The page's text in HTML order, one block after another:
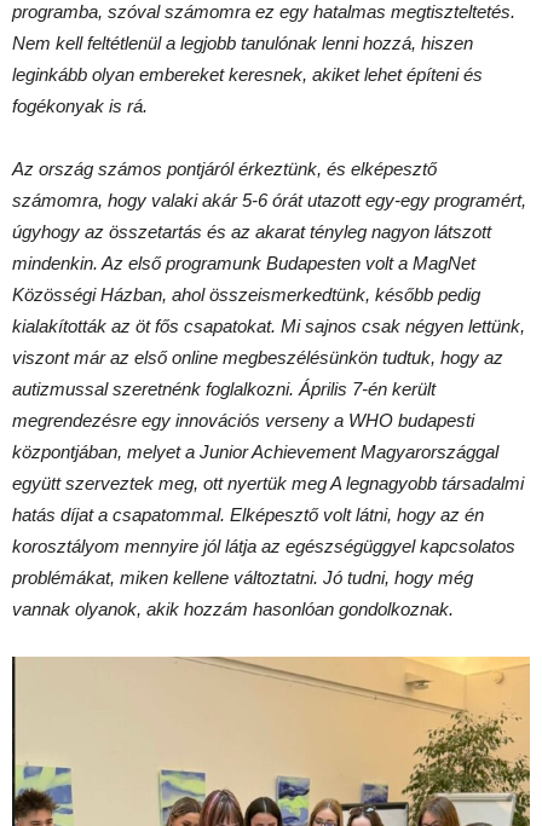
programba, szóval számomra ez egy hatalmas megtiszteltetés.
Nem kell feltétlenül a legjobb tanulónak lenni hozzá, hiszen
leginkább olyan embereket keresnek, akiket lehet építeni és
fogékonyak is rá.
Az ország számos pontjáról érkeztünk, és elképesztő
számomra, hogy valaki akár 5-6 órát utazott egy-egy programért,
úgyhogy az összetartás és az akarat tényleg nagyon látszott
mindenkin. Az első programunk Budapesten volt a MagNet
Közösségi Házban, ahol összeismerkedtünk, később pedig
kialakították az öt fős csapatokat. Mi sajnos csak négyen lettünk,
viszont már az első online megbeszélésünkön tudtuk, hogy az
autizmussal szeretnénk foglalkozni. Április 7-én került
megrendezésre egy innovációs verseny a WHO budapesti
központjában, melyet a Junior Achievement Magyarországgal
együtt szerveztek meg, ott nyertük meg A legnagyobb társadalmi
hatás díjat a csapatommal. Elképesztő volt látni, hogy az én
korosztályom mennyire jól látja az egészségüggyel kapcsolatos
problémákat, miken kellene változtatni. Jó tudni, hogy még
vannak olyanok, akik hozzám hasonlóan gondolkoznak.